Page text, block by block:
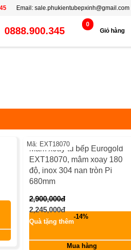
Email: sale.phukientubepxinh@gmail.com
0888.900.345
0
Giỏ hàng
Mã: EXT18070
Mâm xoay tủ bếp Eurogold
EXT18070, mâm xoay 180
độ, inox 304 nan tròn Pi
680mm
2,900,000đ
-23%
2,245,000đ
-14%
Quà tặng thêm
Mua hàng